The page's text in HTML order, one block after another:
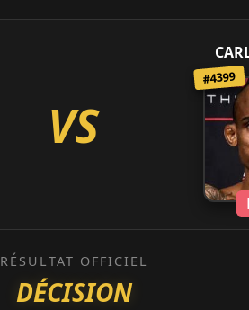
VS
#4399
RÉSULTAT OFFICIEL
DÉCISION